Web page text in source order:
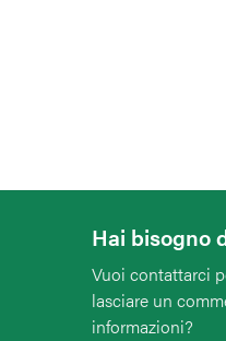
Hai bisogno
Vuoi contattarci
lasciare un
informazioni?